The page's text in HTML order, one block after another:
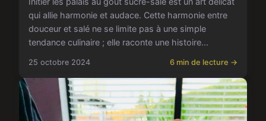
qui allie harmonie et audace. Cette harmonie entre
douceur et salé ne se limite pas à une simple
tendance culinaire ; elle raconte une histoire...
25 octobre 2024 6 min de lecture →